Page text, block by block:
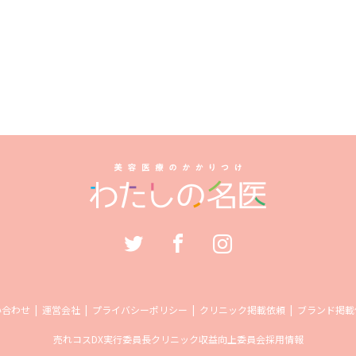
わせ 運営会社 プライバシーポリシー クリニック掲載依頼 ブランド掲
売れコスDX実行委員長クリニック収益向上委員会採用情報